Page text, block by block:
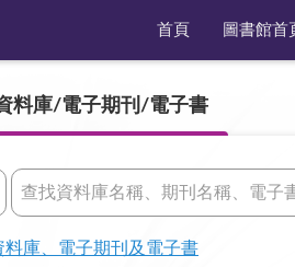
首頁 圖書館首
料庫/電子期刊/電子書
料庫、電子期刊及電子書